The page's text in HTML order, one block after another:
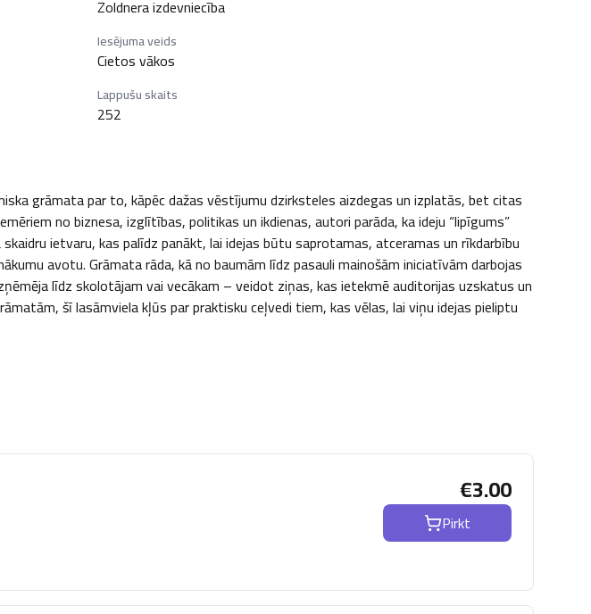
Zoldnera izdevniecība
Iesējuma veids
Cietos vākos
Lappušu skaits
252
grāmata par to, kāpēc dažas vēstījumu dzirksteles aizdegas un izplatās, bet citas
no biznesa, izglītības, politikas un ikdienas, autori parāda, ka ideju “lipīgums”
ietvaru, kas palīdz panākt, lai idejas būtu saprotamas, atceramas un rīk­darbību
avotu. Grāmata rāda, kā no baumām līdz pasauli mainošām iniciatīvām darbojas
līdz skolotājam vai vecākam – veidot ziņas, kas ietekmē auditorijas uzskatus un
šī lasāmviela kļūs par praktisku ceļvedi tiem, kas vēlas, lai viņu idejas pieliptu
€3.00
Pirkt